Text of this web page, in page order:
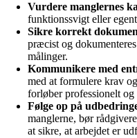
Vurdere manglernes
funktionssvigt eller
Sikre korrekt
præcist og
målinger.
Kommunikere med
med at formulere krav
forløber professionelt
Følge op på
manglerne, bør
at sikre, at arbejdet er